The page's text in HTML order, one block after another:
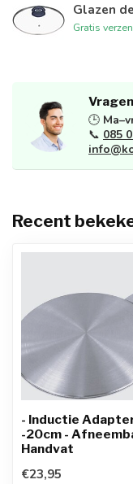
Glazen
Gratis
🕒
📞 085
Recent
- Inductie
-20cm -
Handvat
€23,95